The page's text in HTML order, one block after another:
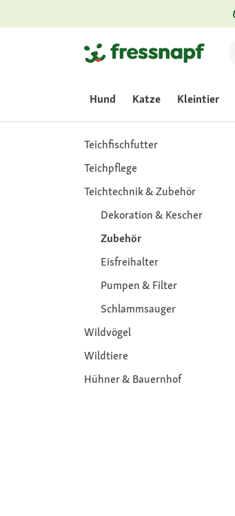
Hund Katze Kleintier
Teichfischfutter
Teichpflege
Teichtechnik & Zubehör
Dekoration & Kescher
Zubehör
Eisfreihalter
Pumpen & Filter
Schlammsauger
Wildvögel
Wildtiere
Hühner & Bauernhof